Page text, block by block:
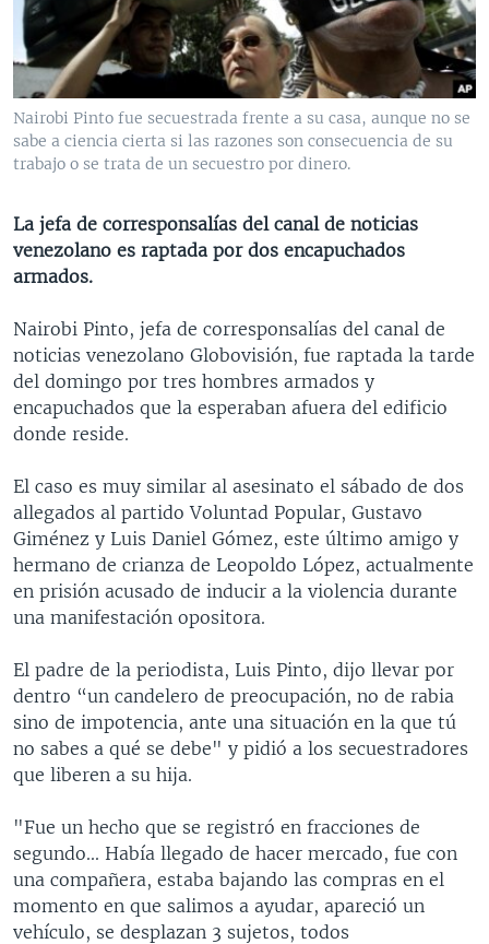
VENEZUELA
BRASIL
NICARAGUA
ECONOMÍA
ENTRETENIMIENTO Y CULTURA
TECNOLOGÍA
DEPORTES
CIENCIA Y SALUD
MULTIMEDIA
VIDEOS
FOTOGRAFÍA
AUDIOS
PROGRAMAS TV
EL MUNDO AL DÍA
FORO INTERAMERICANO
VISIÓN 360
LAS CLAVES
PANORAMA
RADIO
AVANCE INFORMATIVO
AUDIONOTICIAS
BUENOS DÍAS AMÉRICA
ESTADOS UNIDOS AL DÍA
FORO [RADIO]
DEPORTIVO INTERNACIONAL
NOTA ECONÓMICA
DIRECT
DOCUMENTALES DE LA VOA
Learning English
Idiomas
Nairobi Pinto fue secuestrada frente a su casa, aunque no se
sabe a ciencia cierta si las razones son consecuencia de su
trabajo o se trata de un secuestro por dinero.
La jefa de corresponsalías del canal de noticias
venezolano es raptada por dos encapuchados
armados.
Nairobi Pinto, jefa de corresponsalías del canal de
noticias venezolano Globovisión, fue raptada la tarde
del domingo por tres hombres armados y
encapuchados que la esperaban afuera del edificio
donde reside.
El caso es muy similar al asesinato el sábado de dos
allegados al partido Voluntad Popular, Gustavo
Giménez y Luis Daniel Gómez, este último amigo y
hermano de crianza de Leopoldo López, actualmente
en prisión acusado de inducir a la violencia durante
una manifestación opositora.
El padre de la periodista, Luis Pinto, dijo llevar por
dentro “un candelero de preocupación, no de rabia
sino de impotencia, ante una situación en la que tú
no sabes a qué se debe" y pidió a los secuestradores
que liberen a su hija.
"Fue un hecho que se registró en fracciones de
segundo... Había llegado de hacer mercado, fue con
una compañera, estaba bajando las compras en el
momento en que salimos a ayudar, apareció un
vehículo, se desplazan 3 sujetos, todos